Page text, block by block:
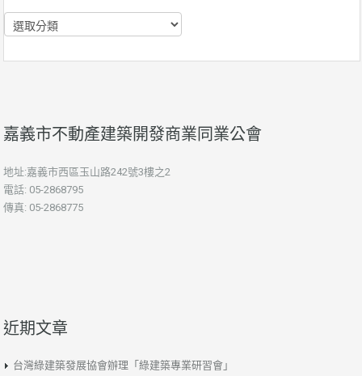
分
類
嘉義市不動產建築開發商業同業公會
地址:嘉義市西區玉山路242號3樓之2
電話: 05-2868795
傳真: 05-2868775
近期文章
台灣綠建築發展協會辦理「綠建築專業研習會」